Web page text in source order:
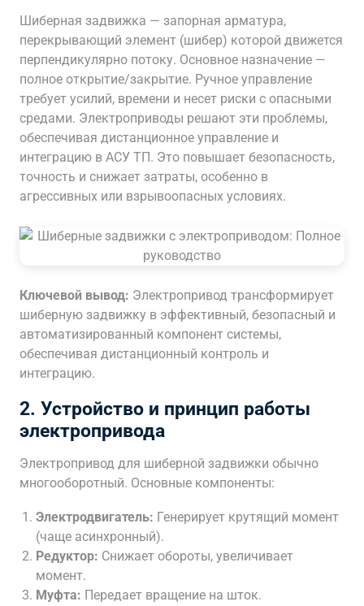
Шиберная задвижка — запорная арматура,
перекрывающий элемент (шибер) которой движется
перпендикулярно потоку. Основное назначение —
полное открытие/закрытие. Ручное управление
требует усилий, времени и несет риски с опасными
средами. Электроприводы решают эти проблемы,
обеспечивая дистанционное управление и
интеграцию в АСУ ТП. Это повышает безопасность,
точность и снижает затраты, особенно в
агрессивных или взрывоопасных условиях.
Ключевой вывод: Электропривод трансформирует
шиберную задвижку в эффективный, безопасный и
автоматизированный компонент системы,
обеспечивая дистанционный контроль и
интеграцию.
2. Устройство и принцип работы
электропривода
Электропривод для шиберной задвижки обычно
многооборотный. Основные компоненты:
Электродвигатель: Генерирует крутящий момент
(чаще асинхронный).
Редуктор: Снижает обороты, увеличивает
момент.
Муфта: Передает вращение на шток.